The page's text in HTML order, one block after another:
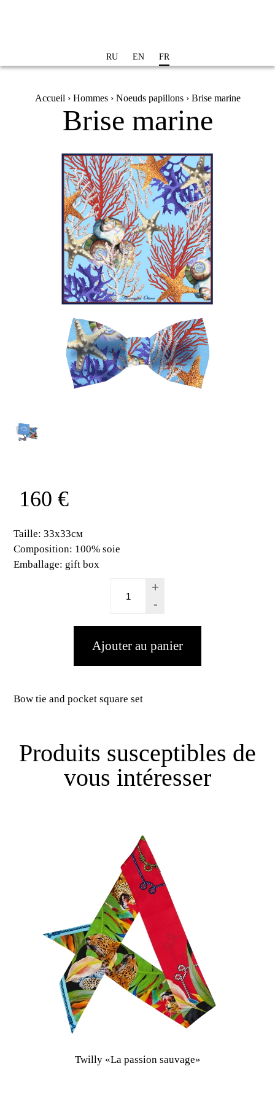
RU EN FR
Vous êtes ici
Accueil › Hommes› Noeuds papillons› Brise marine
Brise marine
160 €
Taille:33x33cм
Composition: 100% soie
Emballage: gift box
+
-
Bow tie and pocket square set
Produits susceptibles de
vous intéresser
Twilly «La passion sauvage»